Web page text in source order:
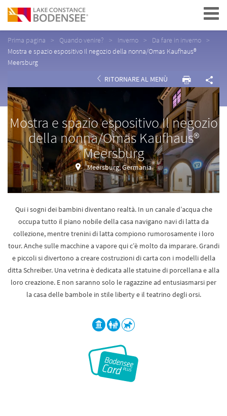
Navigation
Prima pagina Quando venire? Inverno
Da fare in inverno
Mostra e spazio espositivo Il negozio della nonna/Omas Kaufhaus®
Meersburg
RITORNARE AL MENÙ
Mostra e spazio espositivo Il negozio
della nonna/Omas Kaufhaus®
Meersburg
Meersburg, Germania
Qui i sogni dei bambini diventano realtà. In un canale d’acqua che
occupa tutto il piano nobile della casa navigano navi di latta da
collezione, mentre trenini di latta compiono rumorosamente i loro
tour. Anche sulle macchine a vapore qui c’è molto da imparare. Grandi
e piccoli si divertono a creare costruzioni di carta con i modelli della
ditta Schreiber. Una vetrina è dedicata alle statuine di porcellana e alla
loro creazione. E non saranno solo le ragazzine ad entusiasmarsi per
la casa delle bambole in stile liberty e il teatrino degli orsi.